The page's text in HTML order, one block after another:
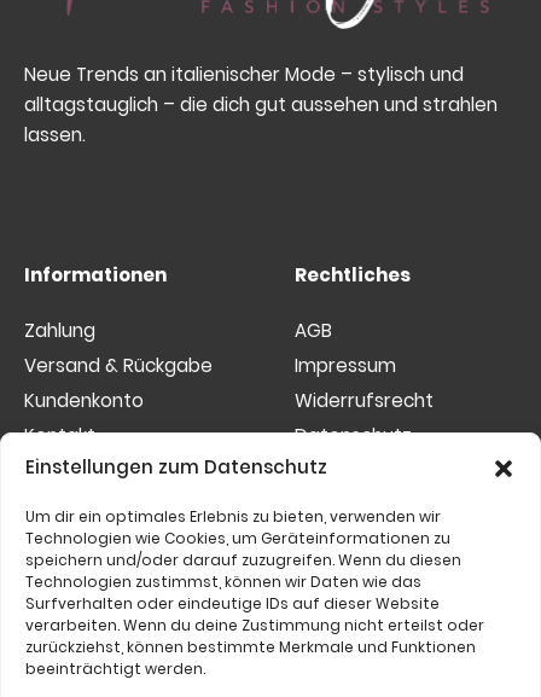
Einstellungen zum Datenschutz
Um dir ein optimales Erlebnis zu bieten, verwenden wir
Technologien wie Cookies, um Geräteinformationen zu
speichern und/oder darauf zuzugreifen. Wenn du diesen
Technologien zustimmst, können wir Daten wie das
Surfverhalten oder eindeutige IDs auf dieser Website
verarbeiten. Wenn du deine Zustimmung nicht erteilst oder
zurückziehst, können bestimmte Merkmale und Funktionen
beeinträchtigt werden.
Neue Trends an italienischer Mode – stylisch und
alltagstauglich – die dich gut aussehen und strahlen
lassen.
Informationen
Zahlung
Versand & Rückgabe
Kundenkonto
Kontakt
Sitemap
Rechtliches
AGB
Impressum
Widerrufsrecht
Datenschutz
Cookies
Etwas nicht gefunden?
Suchen
nach: